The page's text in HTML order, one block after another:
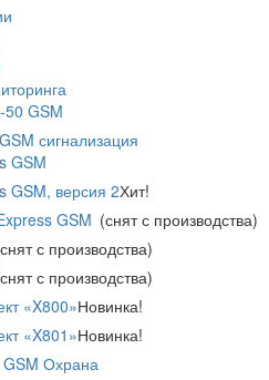
GSM
сигнализация
GSM
GSM, версия 2Хит!
GSM (снят с производства)
с производства)
с производства)
«X800»Новинка!
«X801»Новинка!
Охрана